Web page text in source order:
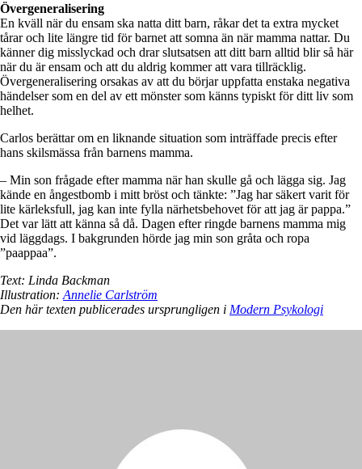
Övergeneralisering
En kväll när du ensam ska natta ditt barn, råkar det ta extra mycket
tårar och lite längre tid för barnet att somna än när mamma nattar. Du
känner dig misslyckad och drar slutsatsen att ditt barn alltid blir så här
när du är ensam och att du aldrig kommer att vara tillräcklig.
Övergeneralisering orsakas av att du börjar uppfatta enstaka negativa
händelser som en del av ett mönster som känns typiskt för ditt liv som
helhet.
Carlos berättar om en liknande situation som inträffade precis efter
hans skilsmässa från barnens mamma.
– Min son frågade efter mamma när han skulle gå och lägga sig. Jag
kände en ångestbomb i mitt bröst och tänkte: ”Jag har säkert varit för
lite kärleksfull, jag kan inte fylla närhetsbehovet för att jag är pappa.”
Det var lätt att känna så då. Dagen efter ringde barnens mamma mig
vid läggdags. I bakgrunden hörde jag min son gråta och ropa
”paappaa”.
Text: Linda Backman
Illustration: Annelie Carlström
Den här texten publicerades ursprungligen i Modern Psykologi